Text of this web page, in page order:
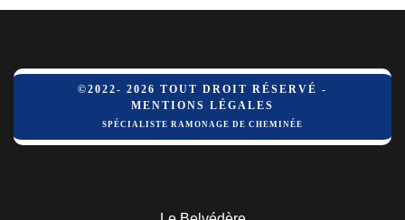
©2022- 2026 TOUT DROIT RÉSERVÉ -
MENTIONS LÉGALES
SPÉCIALISTE RAMONAGE DE CHEMINÉE